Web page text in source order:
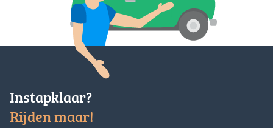
Instapklaar?
Rijden maar!